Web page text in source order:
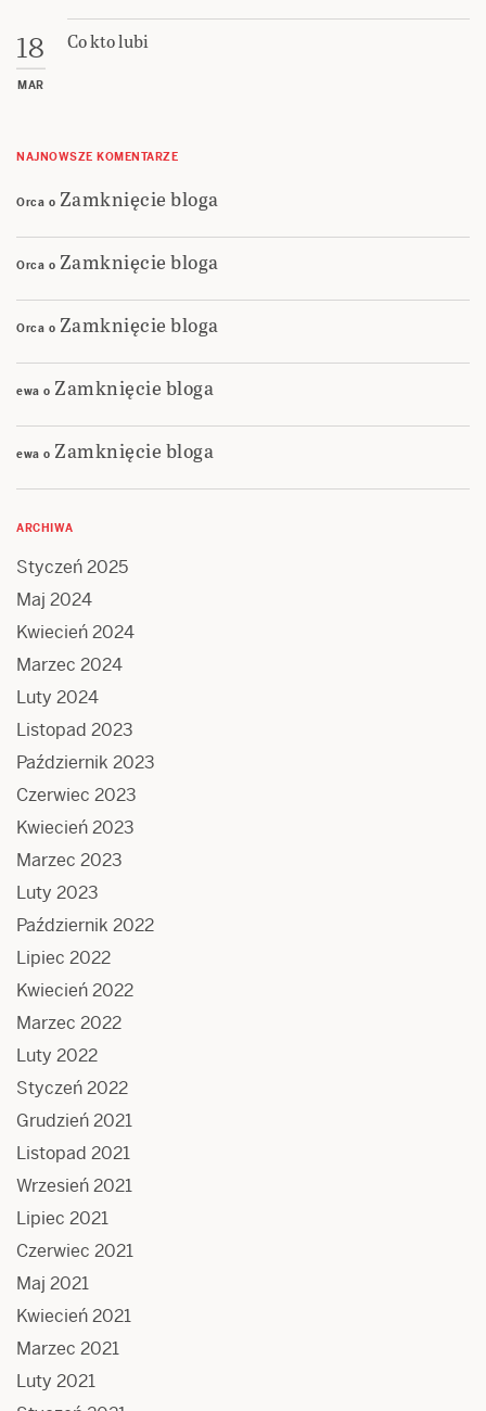
18
MAR
Co kto lubi
NAJNOWSZE KOMENTARZE
Orca o Zamknięcie bloga
Orca o Zamknięcie bloga
Orca o Zamknięcie bloga
ewa o Zamknięcie bloga
ewa o Zamknięcie bloga
ARCHIWA
Styczeń 2025
Maj 2024
Kwiecień 2024
Marzec 2024
Luty 2024
Listopad 2023
Październik 2023
Czerwiec 2023
Kwiecień 2023
Marzec 2023
Luty 2023
Październik 2022
Lipiec 2022
Kwiecień 2022
Marzec 2022
Luty 2022
Styczeń 2022
Grudzień 2021
Listopad 2021
Wrzesień 2021
Lipiec 2021
Czerwiec 2021
Maj 2021
Kwiecień 2021
Marzec 2021
Luty 2021